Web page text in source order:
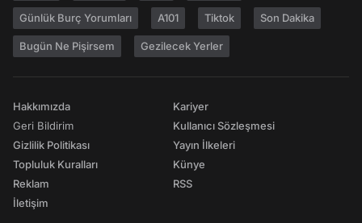
Günlük Burç Yorumları A101 Tiktok Son Dakika
Bugün Ne Pişirsem Gezilecek Yerler
Hakkımızda
Geri Bildirim
Gizlilik Politikası
Topluluk Kuralları
Reklam
İletişim
Kariyer
Kullanıcı Sözleşmesi
Yayın İlkeleri
Künye
RSS